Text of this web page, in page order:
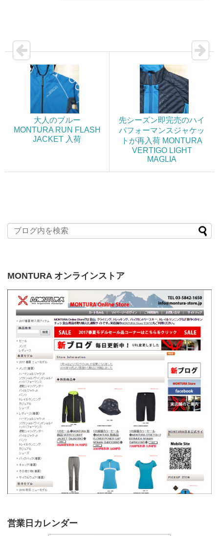
大人のブルー
MONTURA RUN FLASH
JACKET 入荷
先シーズン即完売のハイ
パフォーマンスジャケッ
トが再入荷 MONTURA
VERTIGO LIGHT
MAGLIA
MONTURA オンラインストア
営業日カレンダー